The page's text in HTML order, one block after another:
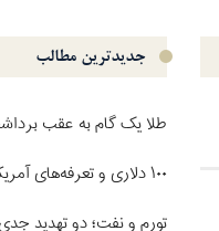
جدیدترین مطالب
طلا یک گام به عقب
۱۰۰ دلاری و تعرفه‌های آمریکا بر اونس
تورم و نفت؛ دو تهدید